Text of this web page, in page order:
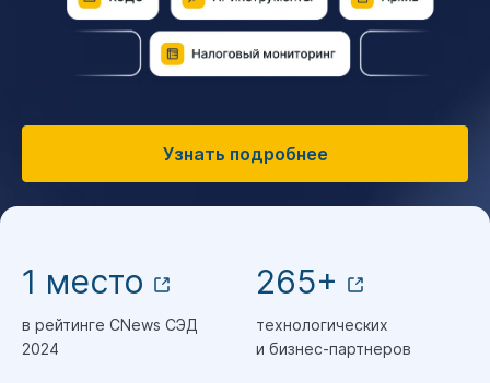
Узнать подробнее
1 место
в рейтинге CNews СЭД
2024
265+
технологических
и бизнес-партнеров